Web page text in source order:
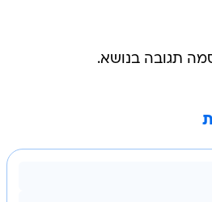
תגובה בנושא.